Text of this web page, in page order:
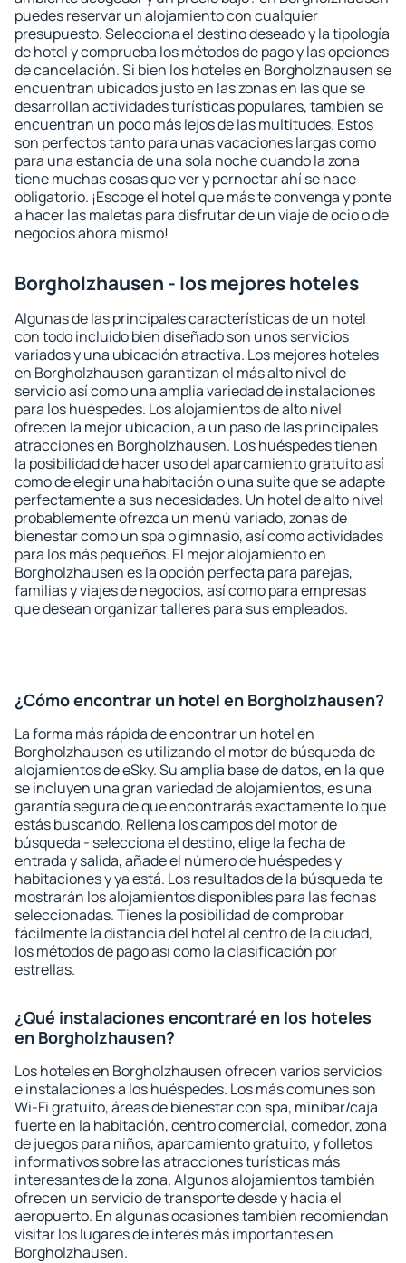
puedes reservar un alojamiento con cualquier
presupuesto. Selecciona el destino deseado y la tipología
de hotel y comprueba los métodos de pago y las opciones
de cancelación. Si bien los hoteles en Borgholzhausen se
encuentran ubicados justo en las zonas en las que se
desarrollan actividades turísticas populares, también se
encuentran un poco más lejos de las multitudes. Estos
son perfectos tanto para unas vacaciones largas como
para una estancia de una sola noche cuando la zona
tiene muchas cosas que ver y pernoctar ahí se hace
obligatorio. ¡Escoge el hotel que más te convenga y ponte
a hacer las maletas para disfrutar de un viaje de ocio o de
negocios ahora mismo!
Borgholzhausen - los mejores hoteles
Algunas de las principales características de un hotel
con todo incluido bien diseñado son unos servicios
variados y una ubicación atractiva. Los mejores hoteles
en Borgholzhausen garantizan el más alto nivel de
servicio así como una amplia variedad de instalaciones
para los huéspedes. Los alojamientos de alto nivel
ofrecen la mejor ubicación, a un paso de las principales
atracciones en Borgholzhausen. Los huéspedes tienen
la posibilidad de hacer uso del aparcamiento gratuito así
como de elegir una habitación o una suite que se adapte
perfectamente a sus necesidades. Un hotel de alto nivel
probablemente ofrezca un menú variado, zonas de
bienestar como un spa o gimnasio, así como actividades
para los más pequeños. El mejor alojamiento en
Borgholzhausen es la opción perfecta para parejas,
familias y viajes de negocios, así como para empresas
que desean organizar talleres para sus empleados.
¿Cómo encontrar un hotel en Borgholzhausen?
La forma más rápida de encontrar un hotel en
Borgholzhausen es utilizando el motor de búsqueda de
alojamientos de eSky. Su amplia base de datos, en la que
se incluyen una gran variedad de alojamientos, es una
garantía segura de que encontrarás exactamente lo que
estás buscando. Rellena los campos del motor de
búsqueda - selecciona el destino, elige la fecha de
entrada y salida, añade el número de huéspedes y
habitaciones y ya está. Los resultados de la búsqueda te
mostrarán los alojamientos disponibles para las fechas
seleccionadas. Tienes la posibilidad de comprobar
fácilmente la distancia del hotel al centro de la ciudad,
los métodos de pago así como la clasificación por
estrellas.
¿Qué instalaciones encontraré en los hoteles
en Borgholzhausen?
Los hoteles en Borgholzhausen ofrecen varios servicios
e instalaciones a los huéspedes. Los más comunes son
Wi-Fi gratuito, áreas de bienestar con spa, minibar/caja
fuerte en la habitación, centro comercial, comedor, zona
de juegos para niños, aparcamiento gratuito, y folletos
informativos sobre las atracciones turísticas más
interesantes de la zona. Algunos alojamientos también
ofrecen un servicio de transporte desde y hacia el
aeropuerto. En algunas ocasiones también recomiendan
visitar los lugares de interés más importantes en
Borgholzhausen.